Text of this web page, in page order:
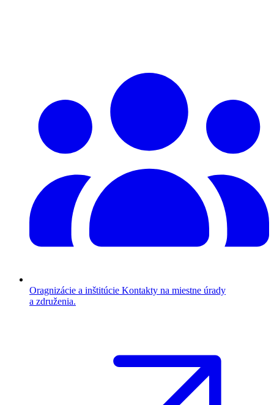
Oragnizácie a inštitúcie Kontakty na miestne úrady
a združenia.